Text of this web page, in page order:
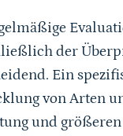
der
Ein
von Arten
und